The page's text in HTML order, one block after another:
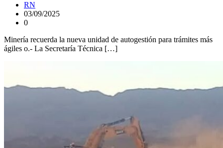
RN
03/09/2025
0
Minería recuerda la nueva unidad de autogestión para trámites más
ágiles o.- La Secretaría Técnica […]